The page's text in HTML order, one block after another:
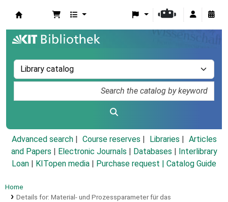
Advanced search Course reserves Libraries
Articles
and Papers
Electronic Journals Databases
Interlibrary
Loan
KITopen media Purchase request | Catalog Guide
Home
Details for: Material- und Prozessparameter für das